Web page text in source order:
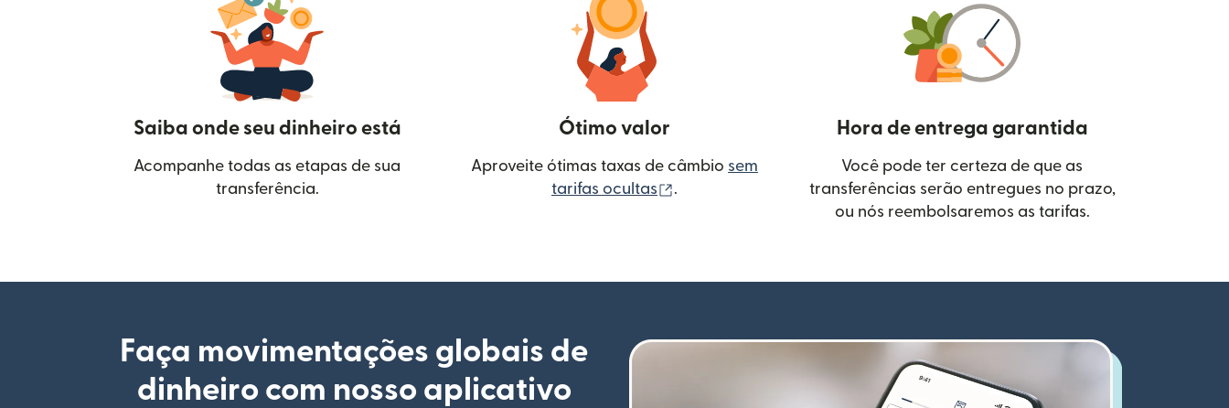
Saiba onde seu dinheiro está
Acompanhe todas as etapas de sua
transferência.
Ótimo valor
Aproveite ótimas taxas de câmbio sem
tarifas ocultas
(abre em uma nova janela)
.
Hora de entrega garantida
Você pode ter certeza de que as
transferências serão entregues no prazo,
ou nós reembolsaremos as tarifas.
Faça movimentações globais de
dinheiro com nosso aplicativo